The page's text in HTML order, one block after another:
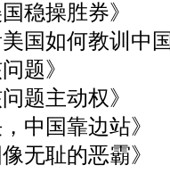
稳操胜券》
美国如何教训中
题》
题主动权》
中国靠边站》
无耻的恶霸》